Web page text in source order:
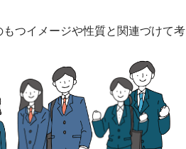
もつイメージや性質と関連づけて考